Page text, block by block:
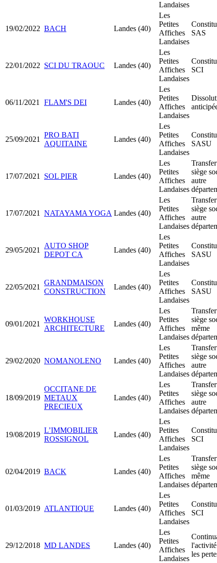
Landaises
19/02/2022 BACH Landes (40)
Les
Petites
Affiches
Landaises
SAS
22/01/2022 SCI DU TRAOUC Landes (40)
Les
Petites
Affiches
Landaises
SCI
06/11/2021 FLAM'S DEI Landes (40)
Les
Petites
Affiches
Landaises
25/09/2021
PRO BATI
AQUITAINE
Landes (40)
Les
Petites
Affiches
Landaises
SASU
17/07/2021 SOL PIER Landes (40)
Les
Petites
Affiches
Landaises
siège
autre
17/07/2021 NATAYAMA YOGA Landes (40)
Les
Petites
Affiches
Landaises
siège
autre
29/05/2021
AUTO SHOP
DEPOT CA
Landes (40)
Les
Petites
Affiches
Landaises
SASU
22/05/2021
GRANDMAISON
CONSTRUCTION
Landes (40)
Les
Petites
Affiches
Landaises
SASU
09/01/2021
WORKHOUSE
ARCHITECTURE
Landes (40)
Les
Petites
Affiches
Landaises
siège
même
29/02/2020 NOMANOLENO Landes (40)
Les
Petites
Affiches
Landaises
siège
autre
18/09/2019
OCCITANE DE
METAUX
PRECIEUX
Landes (40)
Les
Petites
Affiches
Landaises
siège
autre
19/08/2019
L’IMMOBILIER
ROSSIGNOL
Landes (40)
Les
Petites
Affiches
Landaises
SCI
02/04/2019 BACK Landes (40)
Les
Petites
Affiches
Landaises
siège
même
01/03/2019 ATLANTIQUE Landes (40)
Les
Petites
Affiches
Landaises
SCI
29/12/2018 MD LANDES Landes (40)
Les
Petites
Affiches
Landaises
les